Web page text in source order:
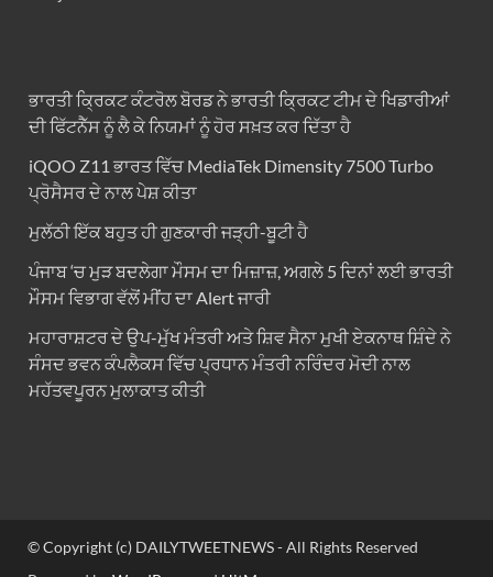
ਭਾਰਤੀ ਕ੍ਰਿਕਟ ਕੰਟਰੋਲ ਬੋਰਡ ਨੇ ਭਾਰਤੀ ਕ੍ਰਿਕਟ ਟੀਮ ਦੇ ਖਿਡਾਰੀਆਂ
ਦੀ ਫਿੱਟਨੈੱਸ ਨੂੰ ਲੈ ਕੇ ਨਿਯਮਾਂ ਨੂੰ ਹੋਰ ਸਖ਼ਤ ਕਰ ਦਿੱਤਾ ਹੈ
iQOO Z11 ਭਾਰਤ ਵਿੱਚ MediaTek Dimensity 7500 Turbo
ਪ੍ਰੋਸੈਸਰ ਦੇ ਨਾਲ ਪੇਸ਼ ਕੀਤਾ
ਮੁਲੱਠੀ ਇੱਕ ਬਹੁਤ ਹੀ ਗੁਣਕਾਰੀ ਜੜ੍ਹੀ-ਬੂਟੀ ਹੈ
ਪੰਜਾਬ ‘ਚ ਮੁੜ ਬਦਲੇਗਾ ਮੌਸਮ ਦਾ ਮਿਜ਼ਾਜ਼, ਅਗਲੇ 5 ਦਿਨਾਂ ਲਈ ਭਾਰਤੀ
ਮੌਸਮ ਵਿਭਾਗ ਵੱਲੋਂ ਮੀਂਹ ਦਾ Alert ਜਾਰੀ
ਮਹਾਰਾਸ਼ਟਰ ਦੇ ਉਪ-ਮੁੱਖ ਮੰਤਰੀ ਅਤੇ ਸ਼ਿਵ ਸੈਨਾ ਮੁਖੀ ਏਕਨਾਥ ਸ਼ਿੰਦੇ ਨੇ
ਸੰਸਦ ਭਵਨ ਕੰਪਲੈਕਸ ਵਿੱਚ ਪ੍ਰਧਾਨ ਮੰਤਰੀ ਨਰਿੰਦਰ ਮੋਦੀ ਨਾਲ
ਮਹੱਤਵਪੂਰਨ ਮੁਲਾਕਾਤ ਕੀਤੀ
© Copyright (c) DAILYTWEETNEWS - All Rights Reserved